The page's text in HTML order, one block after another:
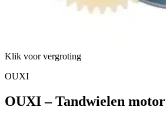
Klik voor vergroting
OUXI
OUXI – Tandwielen